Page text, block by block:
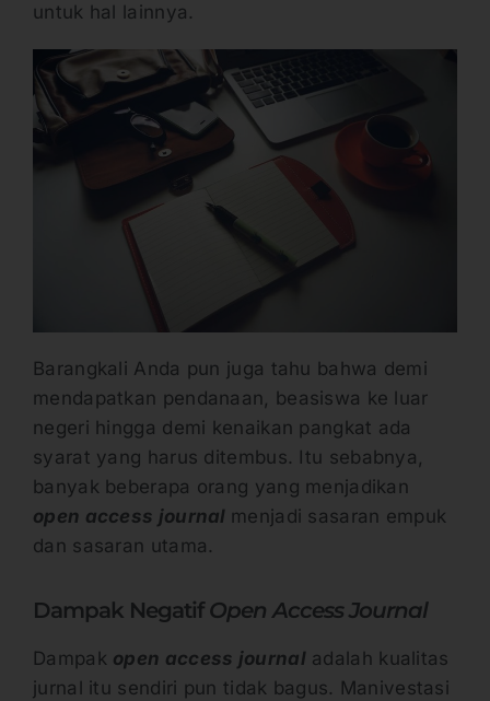
untuk hal lainnya.
Barangkali Anda pun juga tahu bahwa demi
mendapatkan pendanaan, beasiswa ke luar
negeri hingga demi kenaikan pangkat ada
syarat yang harus ditembus. Itu sebabnya,
banyak beberapa orang yang menjadikan
open access journal menjadi sasaran empuk
dan sasaran utama.
Dampak NegatifOpen Access Journal
Dampak open access journal adalah kualitas
jurnal itu sendiri pun tidak bagus. Manivestasi